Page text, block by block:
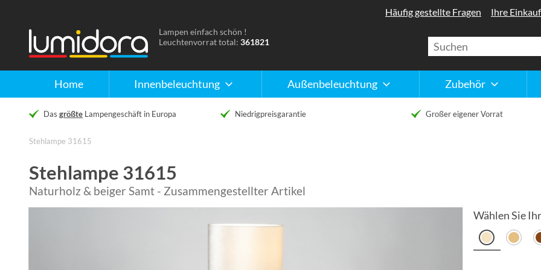
Home Innenbeleuchtung Außenbeleuchtung Zubehör
Häufig gestellte Fragen Ihre
Naar
de
Lampen einfach schön !
Leuchtenvorrat total: 361821
Das größte Lampengeschäft in Europa Niedrigpreisgarantie Großer eigener Vorrat
Stehlampe 31615
Stehlampe 31615
Naturholz & beiger Samt - Zusammengestellter Artikel
Wählen Sie